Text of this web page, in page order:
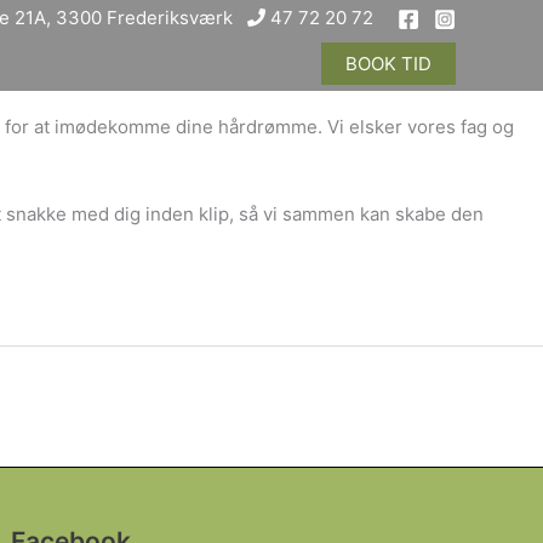
21A, 3300 Frederiksværk
47 72 20 72
BOOK TID
at imødekomme dine hårdrømme. Vi elsker vores fag og
med dig inden klip, så vi sammen kan skabe den